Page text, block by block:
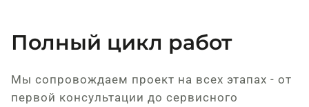
Полный цикл работ
Мы сопровождаем проект на всех этапах - от
первой консультации до сервисного